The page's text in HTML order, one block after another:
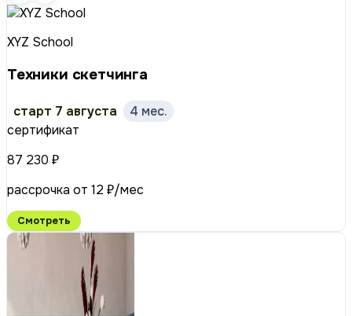
XYZ School
Техники скетчинга
старт 7 августа
4 мес.
сертификат
87 230 ₽
рассрочка от 12 ₽/мес
Смотреть